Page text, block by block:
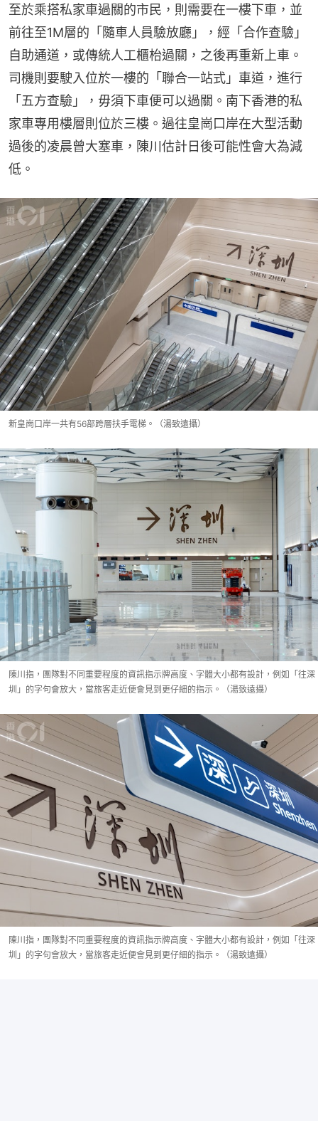
至於乘搭私家車過關的市民，則需要在一樓下車，並
前往至1M層的「隨車人員驗放廳」，經「合作查驗」
自助通道，或傳統人工櫃枱過關，之後再重新上車。
司機則要駛入位於一樓的「聯合一站式」車道，進行
「五方查驗」，毋須下車便可以過關。南下香港的私
家車專用樓層則位於三樓。過往皇崗口岸在大型活動
過後的凌晨曾大塞車，陳川估計日後可能性會大為減
低。
新皇崗口岸一共有56部跨層扶手電梯。（湯致遠攝）
陳川指，團隊對不同重要程度的資訊指示牌高度、字體大小都有設計，例如「往深
圳」的字句會放大，當旅客走近便會見到更仔細的指示。（湯致遠攝）
陳川指，團隊對不同重要程度的資訊指示牌高度、字體大小都有設計，例如「往深
圳」的字句會放大，當旅客走近便會見到更仔細的指示。（湯致遠攝）